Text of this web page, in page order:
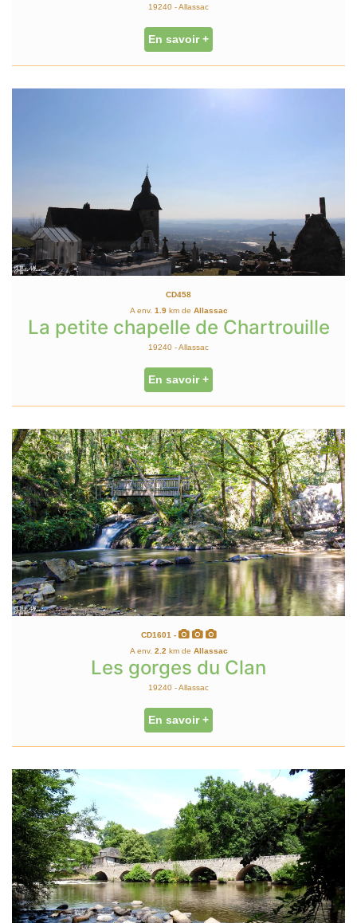
19240 - Allassac
En savoir +
CD458
A env. 1.9km de Allassac
La petite chapelle de Chartrouille
19240 - Allassac
En savoir +
CD1601 -
A env. 2.2km de Allassac
Les gorges du Clan
19240 - Allassac
En savoir +